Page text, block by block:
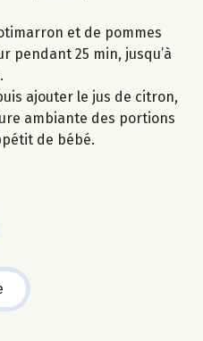
et de pommes
pendant 25 min, jusqu’à
ajouter le jus de citron,
ambiante des portions
de bébé.